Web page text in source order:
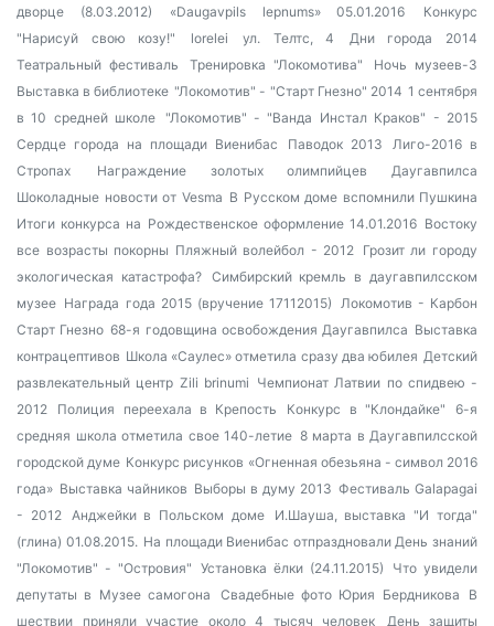
дворце (8.03.2012)
«Daugavpils lepnums» 05.01.2016
Конкурс
"Нарисуй свою козу!"
lorelei ул. Телтс, 4
Дни города 2014
Театральный фестиваль
Тренировка "Локомотива"
Ночь музеев-3
Выставка в библиотеке "Локомотив" - "Старт Гнезно" 2014 1 сентября
в 10 средней школе
"Локомотив" - "Ванда Инстал Краков" - 2015
Сердце города на площади Виенибас
Паводок 2013
Лиго-2016 в
Стропах
Награждение золотых олимпийцев Даугавпилса
Шоколадные новости от Vesma В Русском доме вспомнили Пушкина
Итоги конкурса на Рождественское оформление 14.01.2016 Востоку
все возрасты покорны Пляжный волейбол - 2012 Грозит ли городу
экологическая катастрофа?
Симбирский кремль в даугавпилсском
музее Награда года 2015 (вручение 17112015) Локомотив - Карбон
Старт Гнезно 68-я годовщина освобождения Даугавпилса Выставка
контрацептивов Школа «Саулес» отметила сразу два юбилея Детский
развлекательный центр Zili brinumi Чемпионат Латвии по спидвею -
2012
Полиция переехала в Крепость Конкурс в "Клондайке"
6-я
средняя школа отметила свое 140-летие 8 марта в Даугавпилсской
городской думе Конкурс рисунков «Огненная обезьяна - символ 2016
года» Выставка чайников Выборы в думу 2013 Фестиваль Galapagai
- 2012
Анджейки в Польском доме
И.Шауша, выставка "И тогда"
(глина) 01.08.2015. На площади Виенибас отпраздновали День знаний
"Локомотив" - "Островия" Установка ёлки (24.11.2015)
Что увидели
депутаты в Музее самогона
Свадебные фото Юрия Бердникова
В
шествии приняли участие около 4 тысяч человек
День защиты